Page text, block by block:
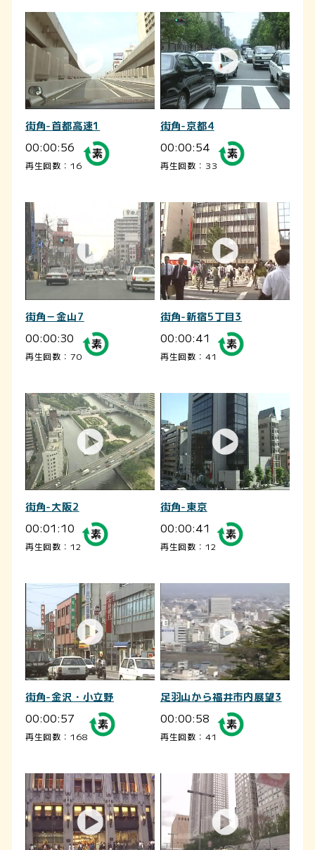
街角-首都高速1
00:00:56
再生回数：16
街角-京都4
00:00:54
再生回数：33
街角－金山7
00:00:30
再生回数：70
街角-新宿5丁目3
00:00:41
再生回数：41
街角-大阪2
00:01:10
再生回数：12
街角-東京
00:00:41
再生回数：12
街角-金沢・小立野
00:00:57
再生回数：168
足羽山から福井市内展望3
00:00:58
再生回数：41